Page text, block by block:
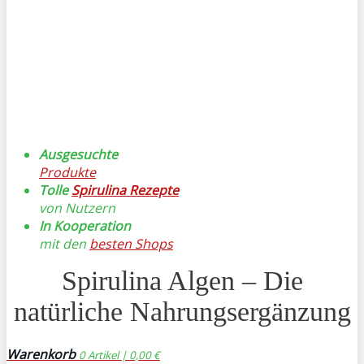
Ausgesuchte
Produkte
TolleSpirulina Rezepte
von Nutzern
In Kooperation
mit den besten Shops
Spirulina Algen – Die
natürliche Nahrungsergänzung
Warenkorb 0Artikel | 0,00 €